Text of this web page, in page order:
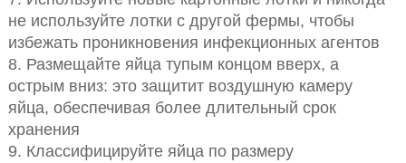
не используйте лотки с другой фермы, чтобы
избежать проникновения инфекционных агентов
8. Размещайте яйца тупым концом вверх, а
острым вниз: это защитит воздушную камеру
яйца, обеспечивая более длительный срок
хранения
9. Классифицируйте яйца по размеру